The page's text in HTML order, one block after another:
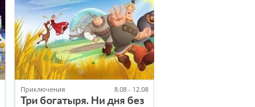
Приключения 8.08 - 12.08
Три богатыря. Ни дня без